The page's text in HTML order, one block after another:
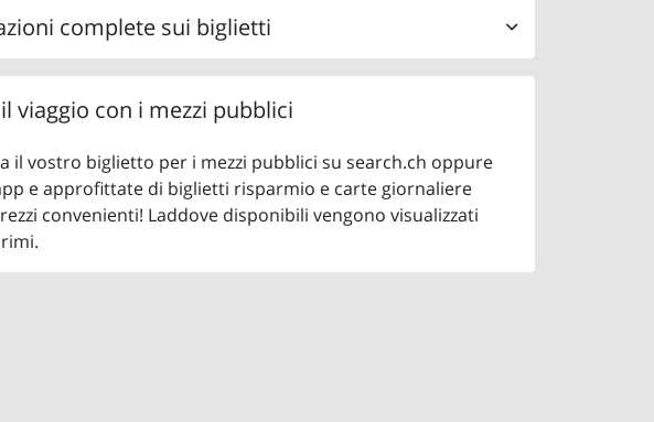
complete sui biglietti
viaggio con i mezzi pubblici
il vostro biglietto per i mezzi pubblici su search.ch oppure
e approfittate di biglietti risparmio e carte giornaliere
convenienti! Laddove disponibili vengono visualizzati